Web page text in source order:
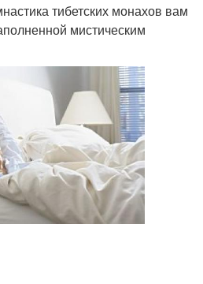
тибетских монахов вам
мистическим